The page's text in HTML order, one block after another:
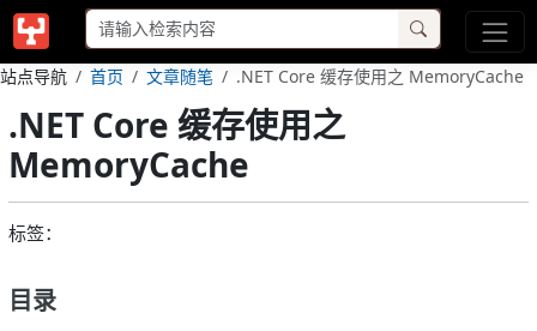
站点导航 首页 文章随笔 .NET Core 缓存使用之 MemoryCache
.NET Core 缓存使用之
MemoryCache
标签：
目录